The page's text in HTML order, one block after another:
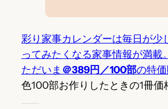
彩り家事カレンダーは毎日が少
ってみたくなる家事情報が満載。
ただいま ＠389円／100部の特
色100部お作りしたときの1冊価